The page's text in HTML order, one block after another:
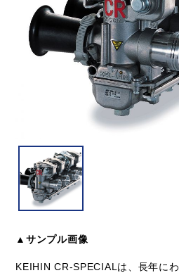
閉じる
▲サンプル画像
KEIHIN CR-SPECIALは、長年に